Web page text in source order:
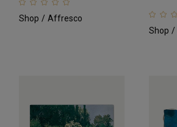
Shop Affresco
Shop